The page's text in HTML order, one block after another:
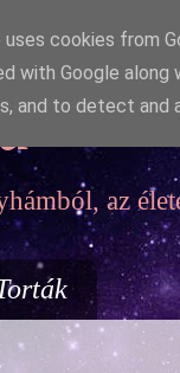
az
uses cookies from
with Google
and to detect and